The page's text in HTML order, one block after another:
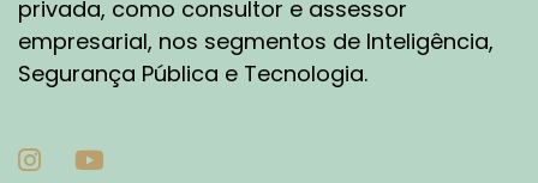
privada, como consultor e assessor
empresarial, nos segmentos de Inteligência,
Segurança Pública e Tecnologia.